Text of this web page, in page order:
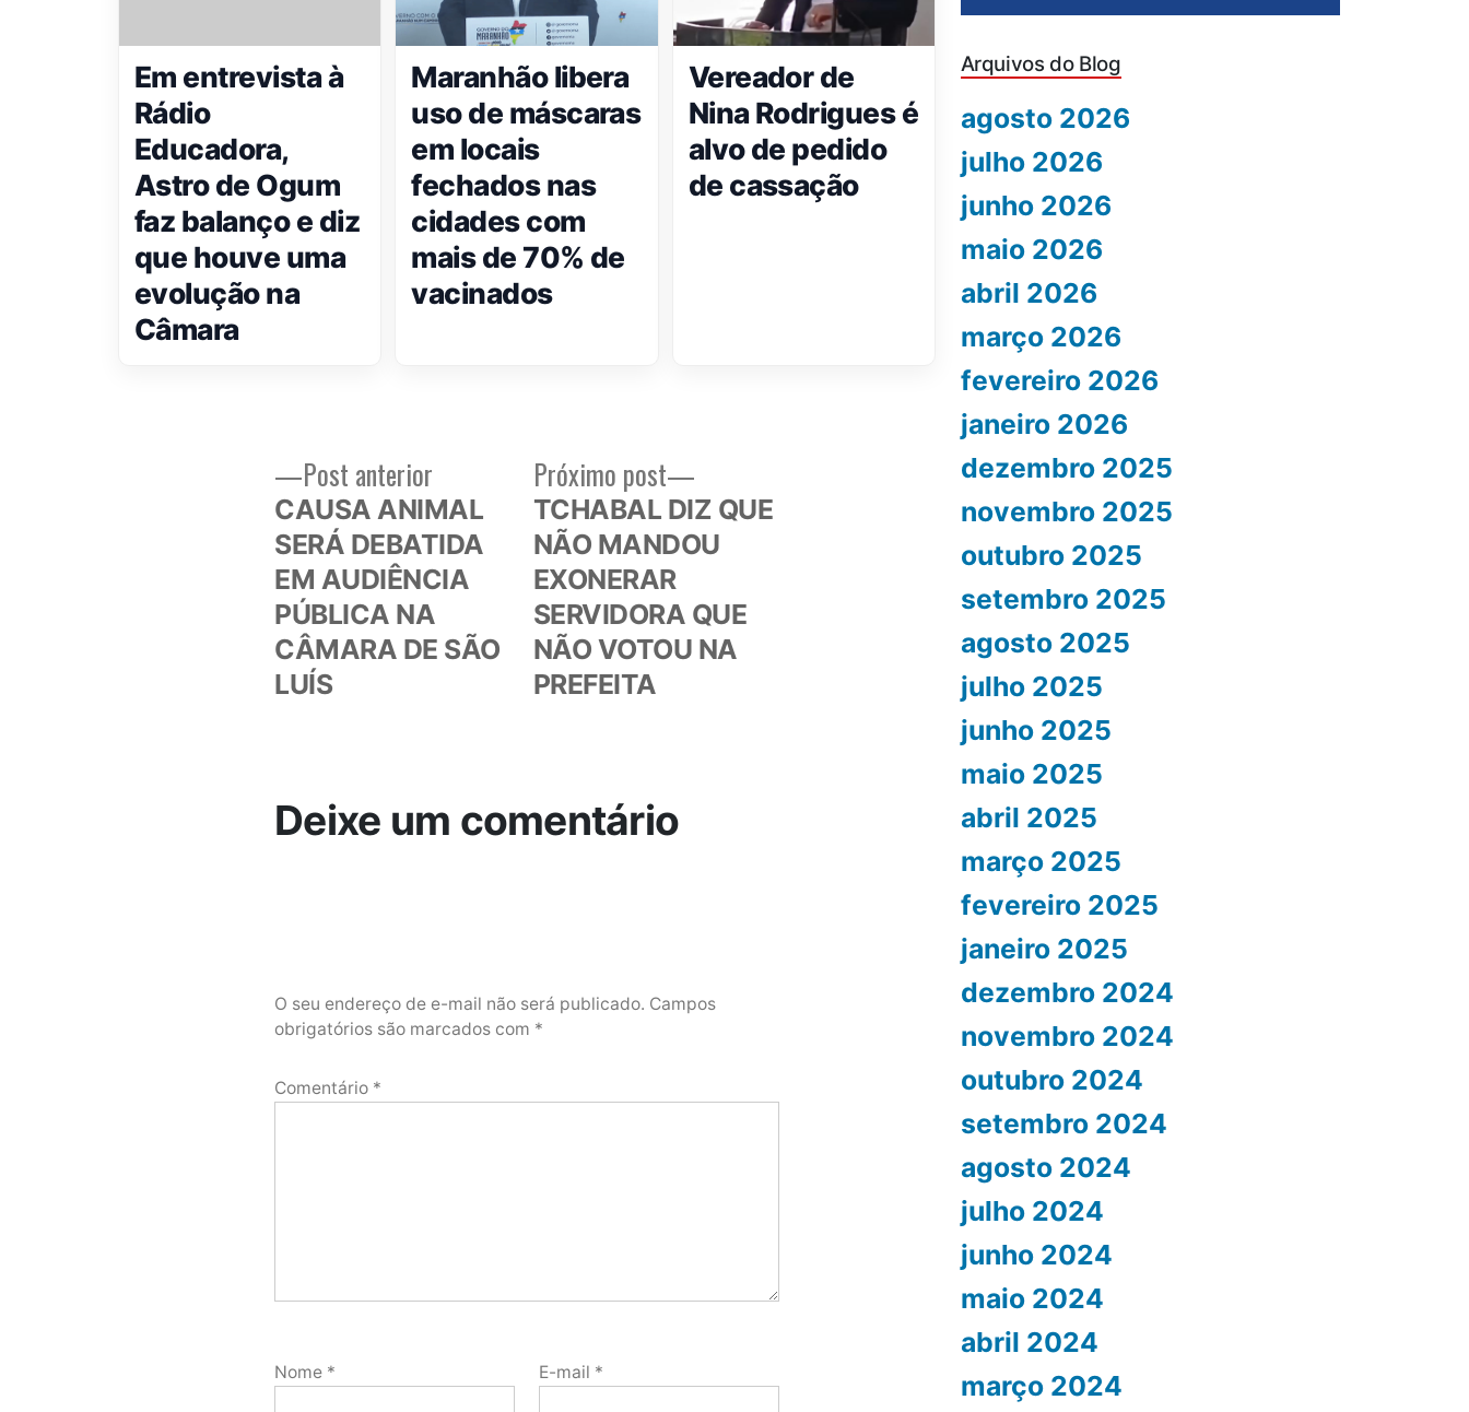
Em entrevista à
Rádio
Educadora,
Astro de Ogum
faz balanço e diz
que houve uma
evolução na
Câmara
Maranhão libera
uso de máscaras
em locais
fechados nas
cidades com
mais de 70% de
vacinados
Vereador de
Nina Rodrigues é
alvo de pedido
de cassação
Navegação
Post anterior
anterior:
CAUSA ANIMAL
SERÁ DEBATIDA
EM AUDIÊNCIA
PÚBLICA NA
CÂMARA DE SÃO
LUÍS
Próximo post
Próximo
post:
TCHABAL DIZ QUE
NÃO MANDOU
EXONERAR
SERVIDORA QUE
NÃO VOTOU NA
PREFEITA
Deixe um comentário
O seu endereço de e-mail não será publicado. Campos
obrigatórios são marcados com *
Comentário *
Nome * E-mail *
Arquivos do Blog
agosto 2026
julho 2026
junho 2026
maio 2026
abril 2026
março 2026
fevereiro 2026
janeiro 2026
dezembro 2025
novembro 2025
outubro 2025
setembro 2025
agosto 2025
julho 2025
junho 2025
maio 2025
abril 2025
março 2025
fevereiro 2025
janeiro 2025
dezembro 2024
novembro 2024
outubro 2024
setembro 2024
agosto 2024
julho 2024
junho 2024
maio 2024
abril 2024
março 2024